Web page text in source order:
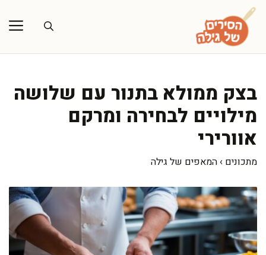
לדלג
לתוכן
בצק ממולא בתנור עם שלושה
מילויים לבחירה ומרקם
אוורירי
מתכונים › המאפים של גילה